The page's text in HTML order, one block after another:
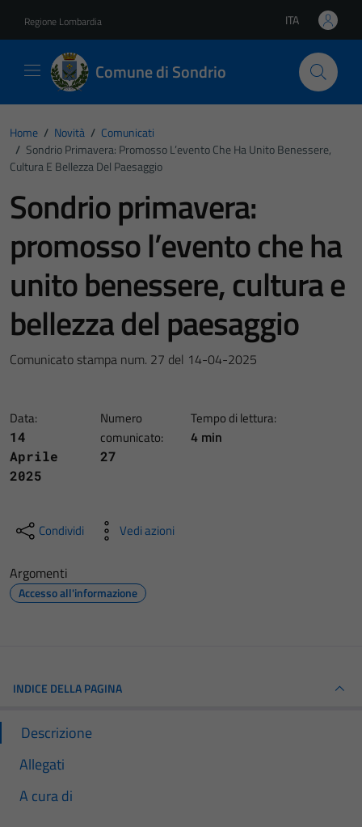
Regione Lombardia Lingua attiva:
ITA
Comune di Sondrio
Home / Novità / Comunicati
/ Sondrio Primavera: Promosso L’evento Che Ha Unito Benessere,
Cultura E Bellezza Del Paesaggio
Sondrio primavera:
promosso l’evento che ha
unito benessere, cultura e
bellezza del paesaggio
Comunicato stampa num. 27 del 14-04-2025
Data:
14
Aprile
2025
Numero
comunicato:
27
Tempo di lettura:
4 min
Condividi Vedi azioni
Argomenti
Accesso all'informazione
INDICE DELLA PAGINA
Descrizione
Allegati
A cura di